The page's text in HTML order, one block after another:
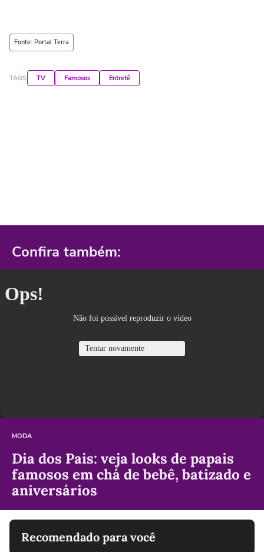
Fonte: Portal Terra
TAGS TV Famosos Entretê
Confira também:
MODA
Dia dos Pais: veja looks de papais
famosos em chá de bebê, batizado e
aniversários
Recomendado para você